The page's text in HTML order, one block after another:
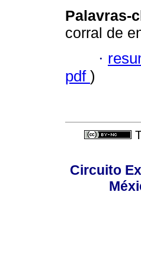
Palavras-
corral de
·
pdf )
Circuito